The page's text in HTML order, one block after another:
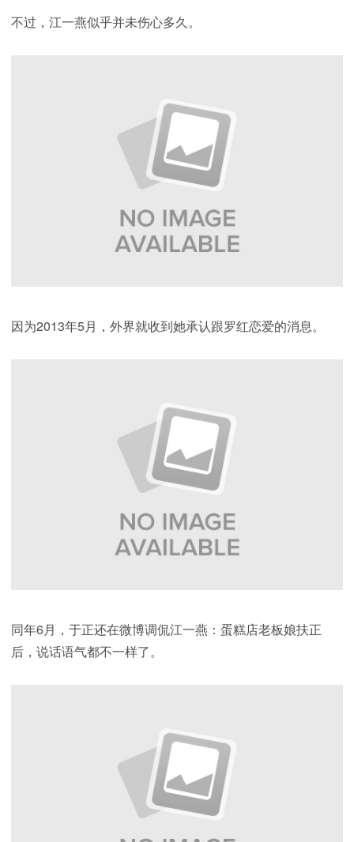
不过，江一燕似乎并未伤心多久。
因为2013年5月，外界就收到她承认跟罗红恋爱的消息。
同年6月，于正还在微博调侃江一燕：蛋糕店老板娘扶正
后，说话语气都不一样了。